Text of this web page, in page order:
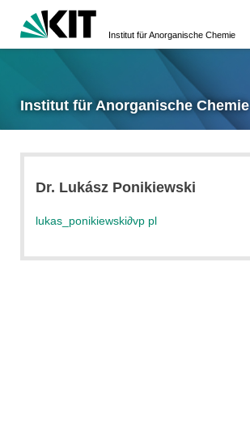
Institut für Anorganische Chemie
Institut für Anorganische Chemie
Dr. Lukász Ponikiewski
lukas_ponikiewski∂vp pl